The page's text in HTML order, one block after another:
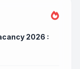
2026 :